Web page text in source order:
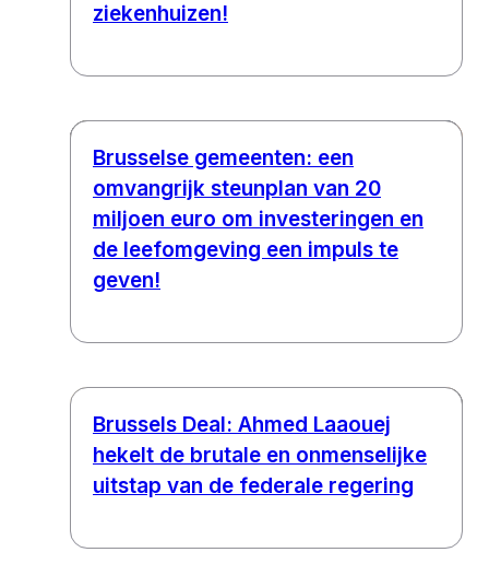
ziekenhuizen!
Brusselse gemeenten: een
omvangrijk steunplan van 20
miljoen euro om investeringen en
de leefomgeving een impuls te
geven!
Brussels Deal: Ahmed Laaouej
hekelt de brutale en onmenselijke
uitstap van de federale regering